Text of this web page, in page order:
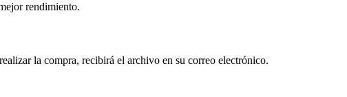
rendimiento.
la compra, recibirá el archivo en su correo electrónico.